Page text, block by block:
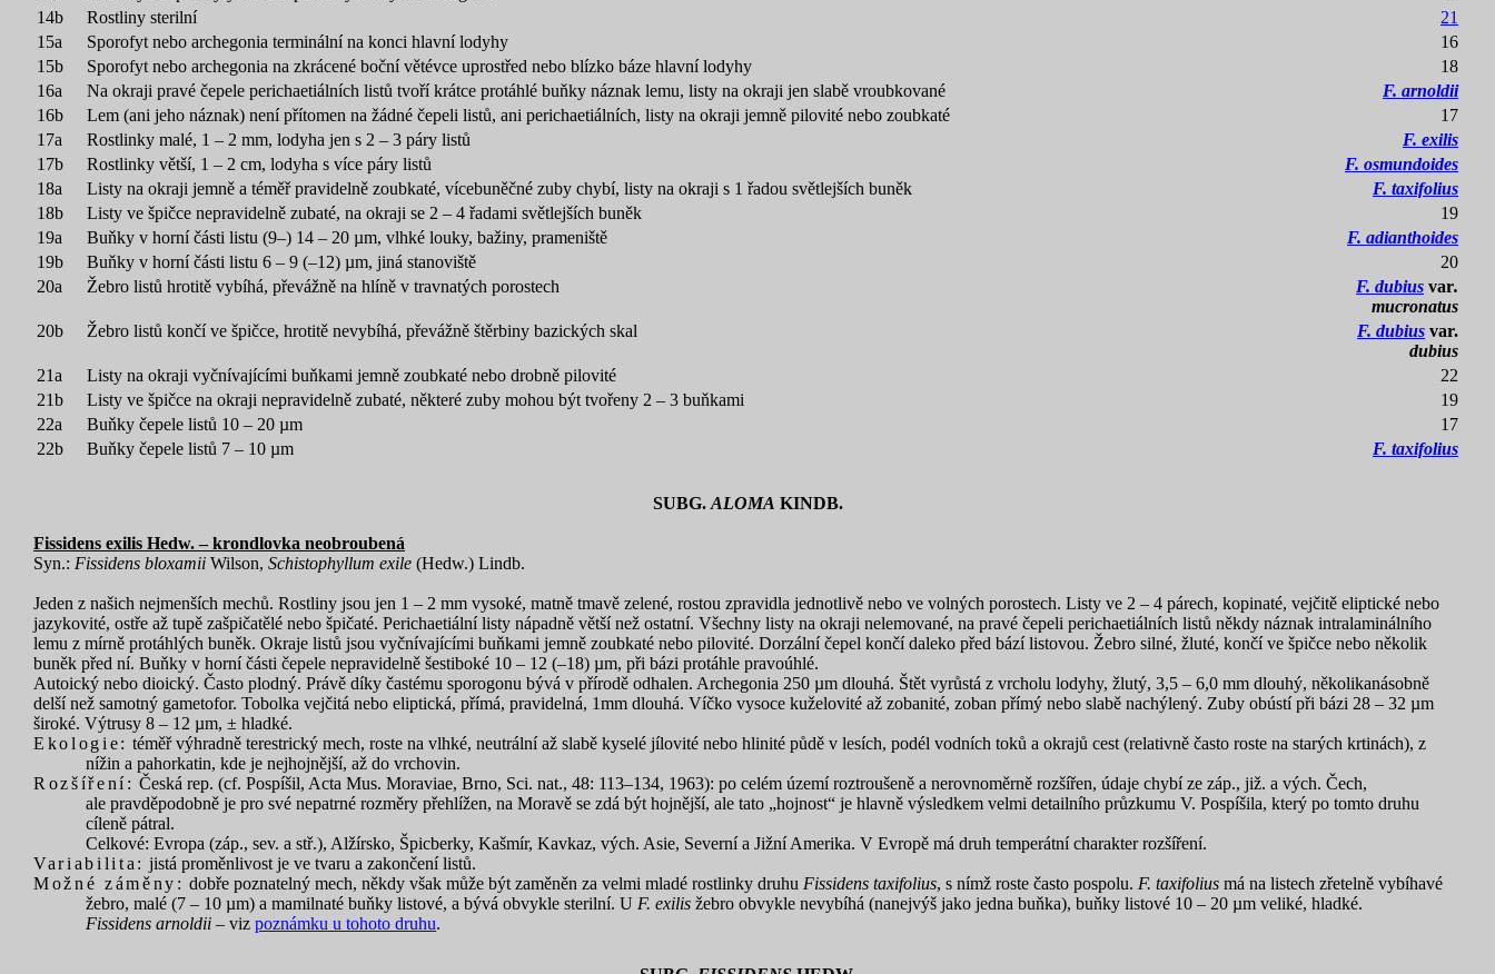
14b
Rostliny sterilní
21
15a
Sporofyt nebo archegonia terminální na konci hlavní lodyhy
16
15b
Sporofyt nebo archegonia na zkrácené boční větévce uprostřed nebo blízko báze hlavní lodyhy
18
16a
Na okraji pravé čepele perichaetiálních listů tvoří krátce protáhlé buňky náznak lemu, listy na okraji jen slabě vroubkované
F. arnoldii
16b
Lem (ani jeho náznak) není přítomen na žádné čepeli listů, ani perichaetiálních, listy na okraji jemně pilovité nebo zoubkaté
17
17a
Rostlinky malé, 1 – 2 mm, lodyha jen s 2 – 3 páry listů
F. exilis
17b
Rostlinky větší, 1 – 2 cm, lodyha s více páry listů
F. osmundoides
18a
Listy na okraji jemně a téměř pravidelně zoubkaté, vícebuněčné zuby chybí, listy na okraji s 1 řadou světlejších buněk
F. taxifolius
18b
Listy ve špičce nepravidelně zubaté, na okraji se 2 – 4 řadami světlejších buněk
19
19a
Buňky v horní části listu (9–) 14 – 20 µm, vlhké louky, bažiny, prameniště
F. adianthoides
19b
Buňky v horní části listu 6 – 9 (–12) µm, jiná stanoviště
20
20a
Žebro listů hrotitě vybíhá, převážně na hlíně v travnatých porostech F. dubius var.
mucronatus
20b
Žebro listů končí ve špičce, hrotitě nevybíhá, převážně štěrbiny bazických skal F. dubius var.
dubius
21a
Listy na okraji vyčnívajícími buňkami jemně zoubkaté nebo drobně pilovité
22
21b
Listy ve špičce na okraji nepravidelně zubaté, některé zuby mohou být tvořeny 2 – 3 buňkami
19
22a
Buňky čepele listů 10 – 20 µm
17
22b
Buňky čepele listů 7 – 10 µm F. taxifolius
SUBG. ALOMA KINDB.
Fissidens exilis Hedw. – krondlovka neobroubená
Syn.: Fissidens bloxamii Wilson, Schistophyllum exile (Hedw.) Lindb.
Jeden z našich nejmenších mechů. Rostliny jsou jen 1 – 2 mm vysoké, matně tmavě zelené, rostou zpravidla jednotlivě nebo ve volných porostech. Listy ve 2 – 4 párech, kopinaté, vejčitě eliptické nebo
jazykovité, ostře až tupě zašpičatělé nebo špičaté. Perichaetiální listy nápadně větší než ostatní. Všechny listy na okraji nelemované, na pravé čepeli perichaetiálních listů někdy náznak intralaminálního
lemu z mírně protáhlých buněk. Okraje listů jsou vyčnívajícími buňkami jemně zoubkaté nebo pilovité. Dorzální čepel končí daleko před bází listovou. Žebro silné, žluté, končí ve špičce nebo několik
buněk před ní. Buňky v horní části čepele nepravidelně šestiboké 10 – 12 (–18) µm, při bázi protáhle pravoúhlé.
Autoický nebo dioický. Často plodný. Právě díky častému sporogonu bývá v přírodě odhalen. Archegonia 250 µm dlouhá. Štět vyrůstá z vrcholu lodyhy, žlutý, 3,5 – 6,0 mm dlouhý, několikanásobně
delší než samotný gametofor. Tobolka vejčitá nebo eliptická, přímá, pravidelná, 1mm dlouhá. Víčko vysoce kuželovité až zobanité, zoban přímý nebo slabě nachýlený. Zuby obústí při bázi 28 – 32 µm
široké. Výtrusy 8 – 12 µm, ± hladké.
Ekologie: téměř výhradně terestrický mech, roste na vlhké, neutrální až slabě kyselé jílovité nebo hlinité půdě v lesích, podél vodních toků a okrajů cest (relativně často roste na starých krtinách), z
nížin a pahorkatin, kde je nejhojnější, až do vrchovin.
Rozšíření: Česká rep. (cf. Pospíšil, Acta Mus. Moraviae, Brno, Sci. nat., 48: 113–134, 1963): po celém území roztroušeně a nerovnoměrně rozšířen, údaje chybí ze záp., již. a vých. Čech,
ale pravděpodobně je pro své nepatrné rozměry přehlížen, na Moravě se zdá být hojnější, ale tato „hojnost“ je hlavně výsledkem velmi detailního průzkumu V. Pospíšila, který po tomto druhu
cíleně pátral.
Celkové: Evropa (záp., sev. a stř.), Alžírsko, Špicberky, Kašmír, Kavkaz, vých. Asie, Severní a Jižní Amerika. V Evropě má druh temperátní charakter rozšíření.
Variabilita: jistá proměnlivost je ve tvaru a zakončení listů.
Možné záměny: dobře poznatelný mech, někdy však může být zaměněn za velmi mladé rostlinky druhu Fissidens taxifolius, s nímž roste často pospolu. F. taxifoliusmá na listech zřetelně vybíhavé
žebro, malé (7 – 10 µm) a mamilnaté buňky listové, a bývá obvykle sterilní. U F. exilis žebro obvykle nevybíhá (nanejvýš jako jedna buňka), buňky listové 10 – 20 µm veliké, hladké.
Fissidens arnoldii – vizpoznámku u tohoto druhu.